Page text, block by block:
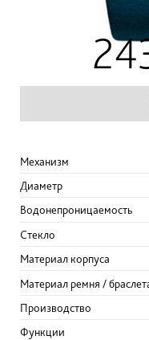
Механизм
Диаметр
Водонепроницаемость
Стекло
Материал корпуса
Материал ремня /
Производство
Функции